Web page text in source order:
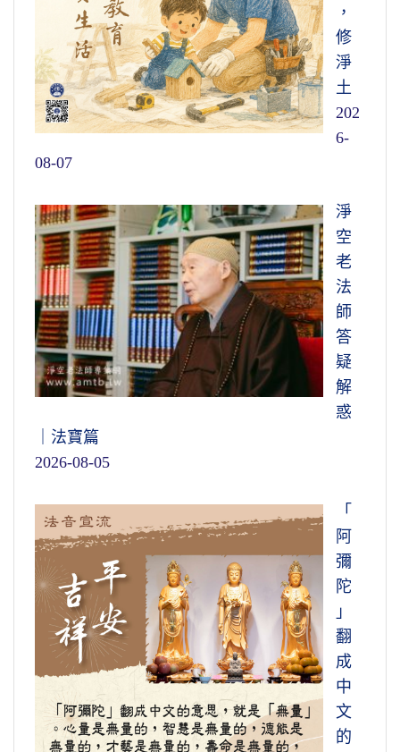
，
修
淨
土
202
6-
08-07
淨
空
老
法
師
答
疑
解
惑
｜法寶篇
2026-08-05
「
阿
彌
陀
」
翻
成
中
文
的